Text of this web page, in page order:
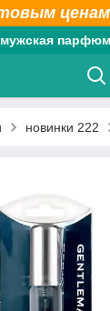
новинки 222